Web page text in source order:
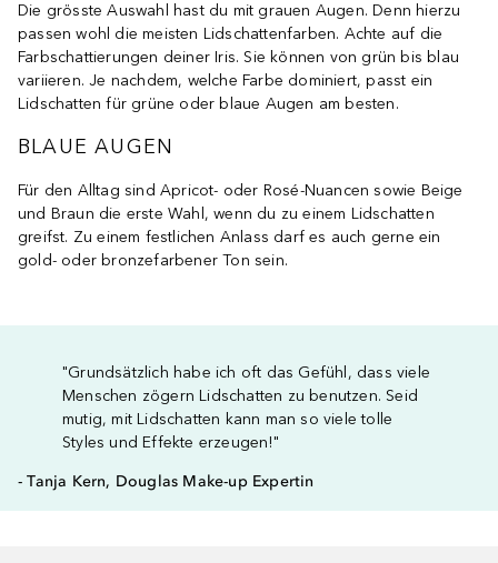
Die grösste Auswahl hast du mit grauen Augen. Denn hierzu
passen wohl die meisten Lidschattenfarben. Achte auf die
Farbschattierungen deiner Iris. Sie können von grün bis blau
variieren. Je nachdem, welche Farbe dominiert, passt ein
Lidschatten für grüne oder blaue Augen am besten.
BLAUE AUGEN
Für den Alltag sind Apricot- oder Rosé-Nuancen sowie Beige
und Braun die erste Wahl, wenn du zu einem Lidschatten
greifst. Zu einem festlichen Anlass darf es auch gerne ein
gold- oder bronzefarbener Ton sein.
"Grundsätzlich habe ich oft das Gefühl, dass viele
Menschen zögern Lidschatten zu benutzen. Seid
mutig, mit Lidschatten kann man so viele tolle
Styles und Effekte erzeugen!"
- Tanja Kern, Douglas Make-up Expertin